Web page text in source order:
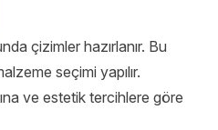
çizimler hazırlanır. Bu
seçimi yapılır.
ve estetik tercihlere göre